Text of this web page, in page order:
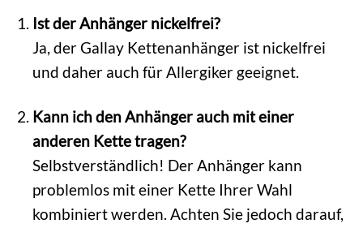
Ist der Anhänger nickelfrei?
Ja, der Gallay Kettenanhänger ist nickelfrei
und daher auch für Allergiker geeignet.
Kann ich den Anhänger auch mit einer
anderen Kette tragen?
Selbstverständlich! Der Anhänger kann
problemlos mit einer Kette Ihrer Wahl
kombiniert werden. Achten Sie jedoch darauf,